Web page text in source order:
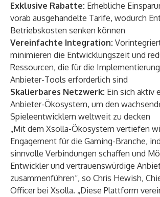
Exklusive Rabatte: Erhebliche
vorab ausgehandelte Tarife, wodurch
Betriebskosten senken können
Vereinfachte Integration:
minimieren die Entwicklungszeit und
Ressourcen, die für die
Anbieter-Tools erforderlich sind
Skalierbares Netzwerk: Ein sich aktiv
Anbieter-Ökosystem, um den
Spieleentwicklern weltweit zu decken
„Mit dem Xsolla-Ökosystem vertiefen
Engagement für die Gaming-Branche,
sinnvolle Verbindungen schaffen und
Entwickler und vertrauenswürdige
zusammenführen“, so Chris Hewish,
Officer bei Xsolla. „Diese Plattform